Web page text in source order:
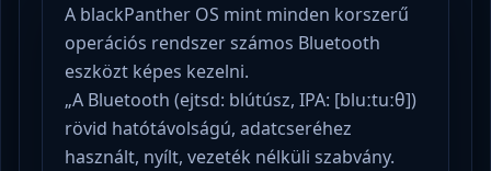
A blackPanther OS mint minden korszerű
operációs rendszer számos Bluetooth
eszközt képes kezelni.
„A Bluetooth (ejtsd: blútúsz, IPA: [bluːtuːθ])
rövid hatótávolságú, adatcseréhez
használt, nyílt, vezeték nélküli szabvány.